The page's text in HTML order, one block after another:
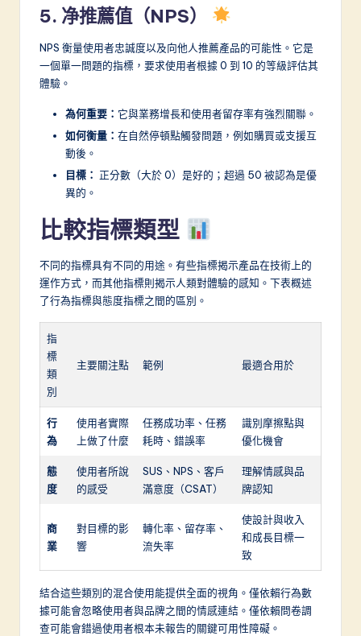
5. 净推薦值（NPS）
NPS 衡量使用者忠誠度以及向他人推薦產品的可能性。它是
一個單一問題的指標，要求使用者根據 0 到 10 的等級評估其
體驗。
為何重要： 它與業務增長和使用者留存率有強烈關聯。
如何衡量： 在自然停頓點觸發問題，例如購買或支援互
動後。
目標： 正分數（大於 0）是好的；超過 50 被認為是優
異的。
比較指標類型
不同的指標具有不同的用途。有些指標揭示產品在技術上的
運作方式，而其他指標則揭示人類對體驗的感知。下表概述
了行為指標與態度指標之間的區別。
指
標
類
別
主要關注點 範例 最適合用於
行
為
使用者實際
上做了什麼
任務成功率、任務
耗時、錯誤率
識別摩擦點與
優化機會
態
度
使用者所說
的感受
SUS、NPS、客戶
滿意度（CSAT）
理解情感與品
牌認知
商
業
對目標的影
響
轉化率、留存率、
流失率
使設計與收入
和成長目標一
致
結合這些類別的混合使用能提供全面的視角。僅依賴行為數
據可能會忽略使用者與品牌之間的情感連結。僅依賴問卷調
查可能會錯過使用者根本未報告的關鍵可用性障礙。